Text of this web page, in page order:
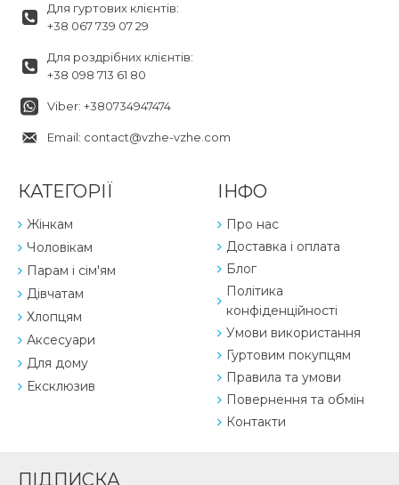
Для гуртових клієнтів:
+38 067 739 07 29
Для роздрібних клієнтів:
+38 098 713 61 80
Viber: +380734947474
Email: contact@vzhe-vzhe.com
КАТЕГОРІЇ
Жінкам
Чоловікам
Парам і сім'ям
Дівчатам
Хлопцям
Аксесуари
Для дому
Ексклюзив
ІНФО
Про нас
Доставка і оплата
Блог
Політика
конфіденційності
Умови використання
Гуртовим покупцям
Правила та умови
Повернення та обмін
Контакти
ПІДПИСКА